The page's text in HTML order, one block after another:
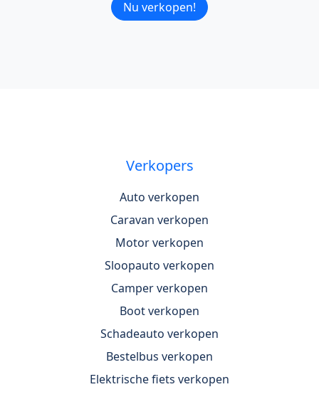
Nu verkopen!
Verkopers
Auto verkopen
Caravan verkopen
Motor verkopen
Sloopauto verkopen
Camper verkopen
Boot verkopen
Schadeauto verkopen
Bestelbus verkopen
Elektrische fiets verkopen